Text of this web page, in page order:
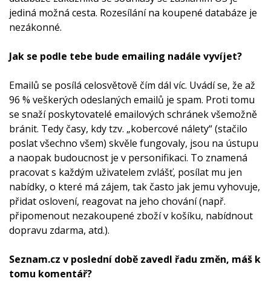
jediná možná cesta. Rozesílání na koupené databáze je
nezákonné.
Jak se podle tebe bude emailing nadále vyvíjet?
Emailů se posílá celosvětově čím dál víc. Uvádí se, že až
96 % veškerých odeslaných emailů je spam. Proti tomu
se snaží poskytovatelé emailových schránek všemožně
bránit. Tedy časy, kdy tzv. „kobercové nálety“ (stačilo
poslat všechno všem) skvěle fungovaly, jsou na ústupu
a naopak budoucnost je v personifikaci. To znamená
pracovat s každým uživatelem zvlášť, posílat mu jen
nabídky, o které má zájem, tak často jak jemu vyhovuje,
přidat oslovení, reagovat na jeho chování (např.
připomenout nezakoupené zboží v košíku, nabídnout
dopravu zdarma, atd.).
Seznam.cz v poslední době zavedl řadu změn, máš k
tomu komentář?